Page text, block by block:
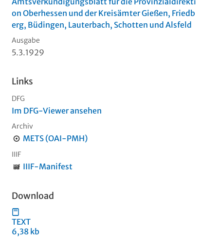
on Oberhessen und der Kreisämter Gießen, Friedb
erg, Büdingen, Lauterbach, Schotten und Alsfeld
Ausgabe
5.3.1929
Links
DFG
Im DFG-Viewer ansehen
Archiv
METS (OAI-PMH)
IIIF
IIIF-Manifest
Download
TEXT
6,38 kb